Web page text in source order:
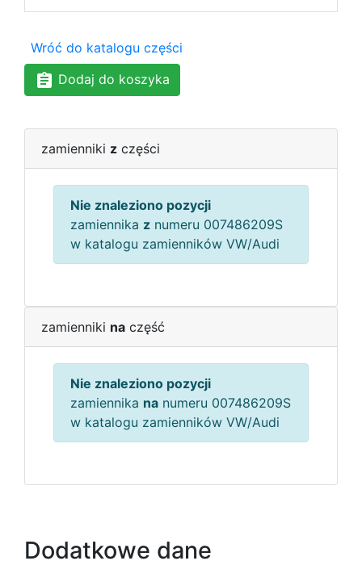
Wróć do katalogu części
Dodaj do koszyka
zamienniki z części
Nie znaleziono pozycji
zamiennika z numeru 007486209S
w katalogu zamienników VW/Audi
zamienniki na część
Nie znaleziono pozycji
zamiennika na numeru 007486209S
w katalogu zamienników VW/Audi
Dodatkowe dane